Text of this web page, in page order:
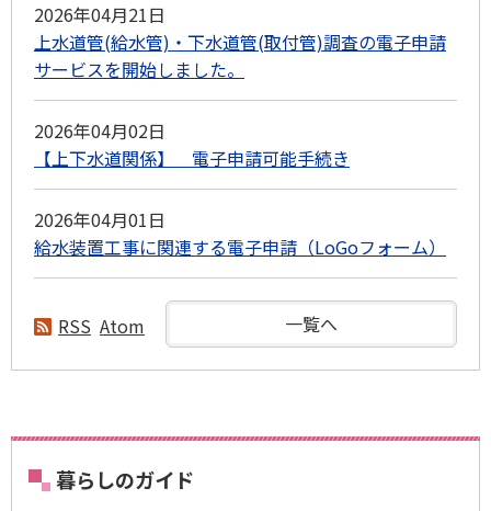
2026年04月21日
上水道管(給水管)・下水道管(取付管)調査の電子申請
サービスを開始しました。
2026年04月02日
【上下水道関係】 電子申請可能手続き
2026年04月01日
給水装置工事に関連する電子申請（LoGoフォーム）
一覧へ
RSS Atom
暮らしのガイド